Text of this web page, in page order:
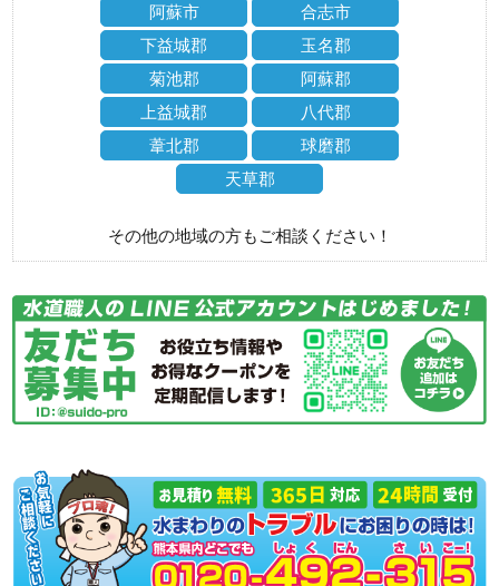
阿蘇市
合志市
下益城郡
玉名郡
菊池郡
阿蘇郡
上益城郡
八代郡
葦北郡
球磨郡
天草郡
その他の地域の方もご相談ください！